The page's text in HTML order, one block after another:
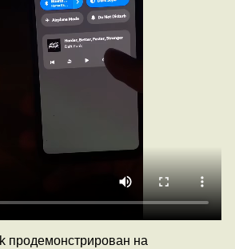
продемонстрирован на